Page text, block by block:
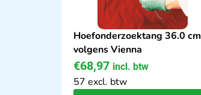
Hoefonderzoektang 36.0 cm
volgens Vienna
€68,97 incl. btw
57 excl. btw